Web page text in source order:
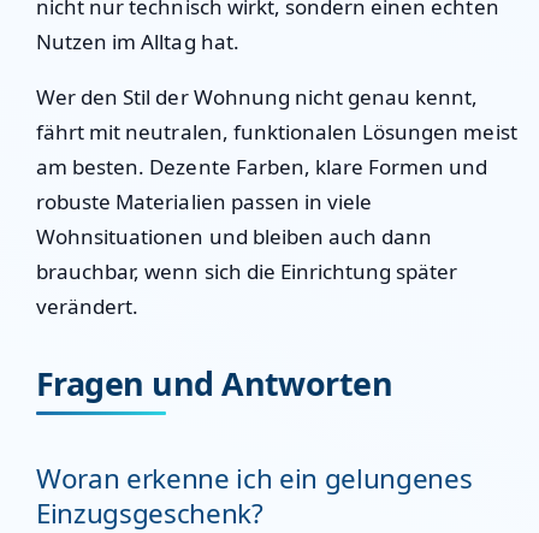
nicht nur technisch wirkt, sondern einen echten
Nutzen im Alltag hat.
Wer den Stil der Wohnung nicht genau kennt,
fährt mit neutralen, funktionalen Lösungen meist
am besten. Dezente Farben, klare Formen und
robuste Materialien passen in viele
Wohnsituationen und bleiben auch dann
brauchbar, wenn sich die Einrichtung später
verändert.
Fragen und Antworten
Woran erkenne ich ein gelungenes
Einzugsgeschenk?